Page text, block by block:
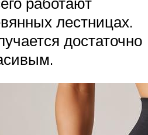
лестницах.
достаточно